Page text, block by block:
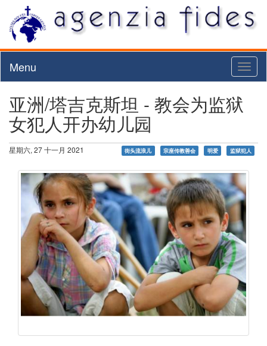
Menu
亚洲/塔吉克斯坦 - 教会为监狱
女犯人开办幼儿园
星期六, 27 十一月 2021 街头流浪儿 宗座传教善会 明爱 监狱犯人